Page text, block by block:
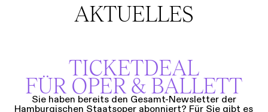
AKTUELLES
TICKETDEAL
FÜR OPER & BALLETT
Sie haben bereits den Gesamt-Newsletter der
Hamburgischen Staatsoper abonniert? Für Sie gibt es